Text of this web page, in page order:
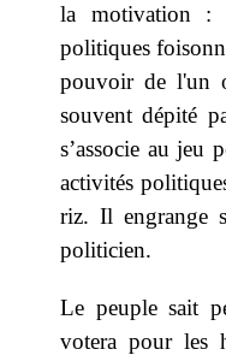
la motivation :
politiques
pouvoir de l'un
souvent dépité
s’associe au jeu
activités
riz. Il engrange
politicien.
Le peuple sait
votera pour les